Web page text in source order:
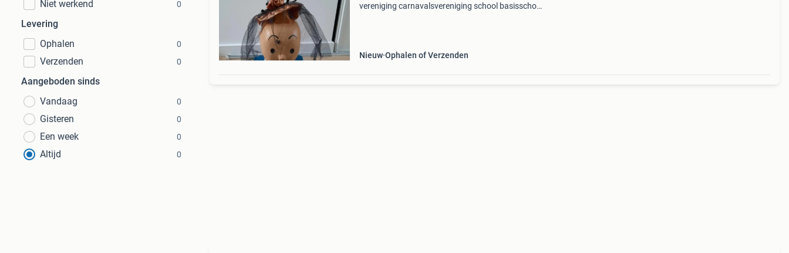
Niet werkend 0
Levering
Ophalen
0
Verzenden 0
Aangeboden sinds
Vandaag
0
Gisteren 0
Een week 0
Altijd 0
vereniging carnavalsvereniging school basisschool
Nieuw Ophalen of Verzenden